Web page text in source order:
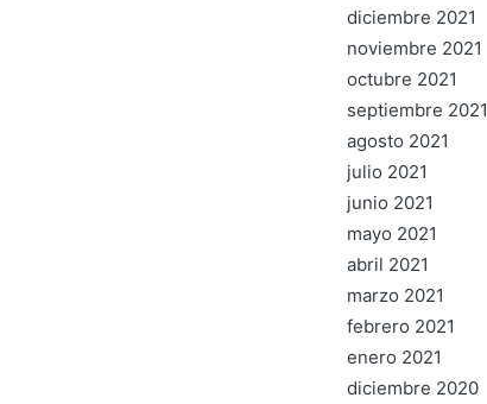
diciembre 2021
noviembre 2021
octubre 2021
septiembre 2021
agosto 2021
julio 2021
junio 2021
mayo 2021
abril 2021
marzo 2021
febrero 2021
enero 2021
diciembre 2020